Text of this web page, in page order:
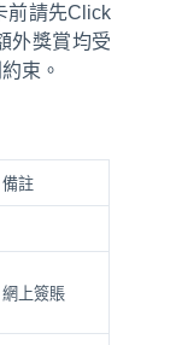
前請先Click
外獎賞均受
束。
備註
網上簽賬